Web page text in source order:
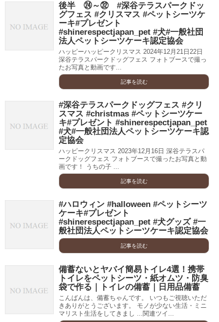
後半 ㉔～㉜ #深谷テラスパークドッ
グフェス #クリスマス #ペットシーツケ
ーキ#プレゼント
#shinerespectjapan_pet #犬#一般社団
法人ペットシーツケーキ認定協会
ハッピーハッピークリスマス 2024年12月21日22日
深谷テラスパークドッグフェス フォトブースで撮っ
たお写真と動画です...
記事を読む
#深谷テラスパークドッグフェス #クリ
スマス #christmas #ペットシーツケー
キ#プレゼント #shinerespectjapan_pet
#犬#一般社団法人ペットシーツケーキ認
定協会
ハッピークリスマス 2023年12月16日 深谷テラスパ
ークドッグフェス フォトブースで撮ったお写真と動
画です！ うちの子 ...
記事を読む
#ハロウィン #halloween #ペットシーツ
ケーキ#プレゼント
#shinerespectjapan_pet #犬グッズ #一
般社団法人ペットシーツケーキ認定協会
記事を読む
備蓄ないとヤバイ簡易トイレ4選！携帯
トイレをペットシーツ・紙オムツ・防臭
袋で作る｜トイレの備蓄｜日用品備蓄
こんばんは、備蓄ちゃんです。 いつもご視聴いただ
きありがとうございます。 モノが少ない生活・ミニ
マリスト生活をしてきまし ...関連ツイ...